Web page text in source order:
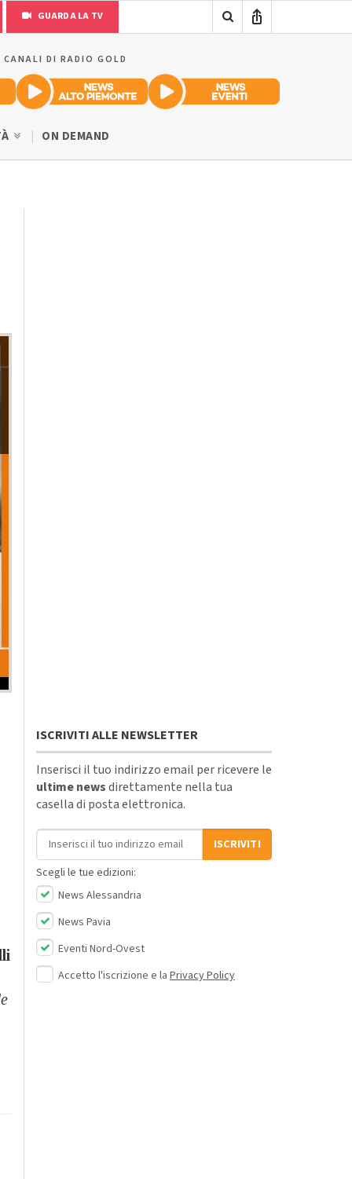
GUARDA LA TV
DI RADIO GOLD
ON DEMAND
ISCRIVITI ALLE NEWSLETTER
Inserisci il tuo indirizzo email per ricevere le
ultime newsdirettamente nella tua
casella di posta elettronica.
Indirizzo email
ISCRIVITI
Scegli le tue edizioni:
News Alessandria
News Pavia
Eventi Nord-Ovest
Accetto l'iscrizione e la Privacy Policy